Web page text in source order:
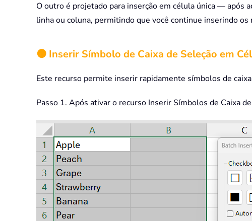
O outro é projetado para inserção em célula única — após
linha ou coluna, permitindo que você continue inserindo
🟠 Inserir Símbolo de Caixa de Seleção em
Este recurso permite inserir rapidamente símbolos de
Passo 1. Após ativar o recurso Inserir Símbolos de Caixa